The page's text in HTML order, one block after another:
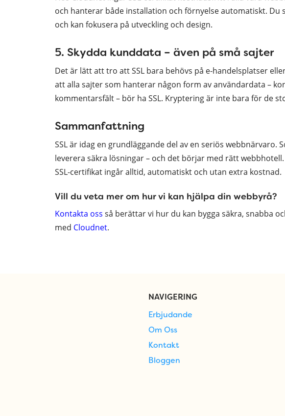
och hanterar både installation och förnyelse automatiskt. Du
och kan fokusera på utveckling och design.
5. Skydda kunddata – även på små sajter
Det är lätt att tro att SSL bara behövs på e-handelsplatser
att alla sajter som hanterar någon form av användardata –
kommentarsfält – bör ha SSL. Kryptering är inte bara för de
Sammanfattning
SSL är idag en grundläggande del av en seriös webbnärvaro.
leverera säkra lösningar – och det börjar med rätt
SSL-certifikat ingår alltid, automatiskt och utan extra kostnad.
Vill du veta mer om hur vi kan hjälpa din webbyrå?
Kontakta oss så berättar vi hur du kan bygga säkra, snabba
med Cloudnet.
NAVIGERING
Erbjudande
Om Oss
Kontakt
Bloggen